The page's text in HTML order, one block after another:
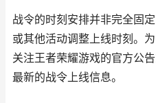
战令的时刻安排并非完全固
或其他活动调整上线时刻。
关注王者荣耀游戏的官方公
最新的战令上线信息。